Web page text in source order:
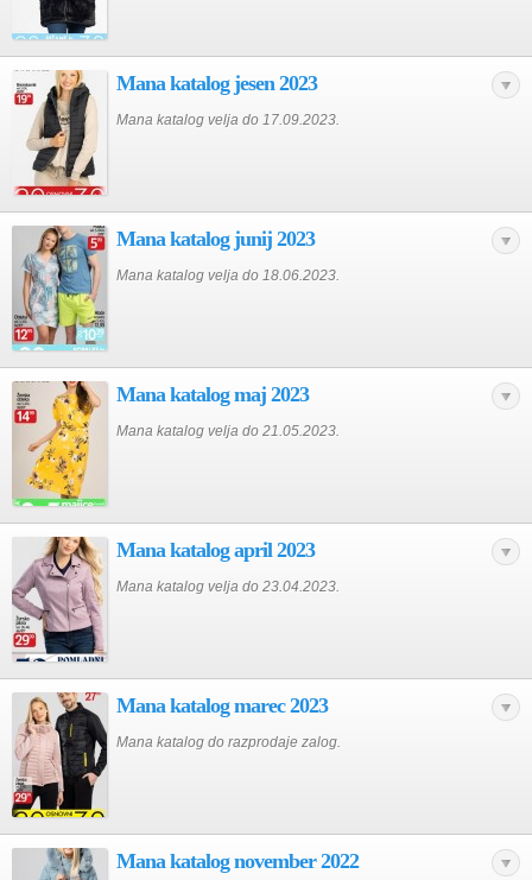
Mana katalog jesen 2023
Mana katalog velja do 17.09.2023.
Mana katalog junij 2023
Mana katalog velja do 18.06.2023.
Mana katalog maj 2023
Mana katalog velja do 21.05.2023.
Mana katalog april 2023
Mana katalog velja do 23.04.2023.
Mana katalog marec 2023
Mana katalog do razprodaje zalog.
Mana katalog november 2022